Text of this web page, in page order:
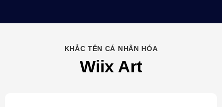
KHẮC TÊN CÁ NHÂN HÓA
Wiix Art